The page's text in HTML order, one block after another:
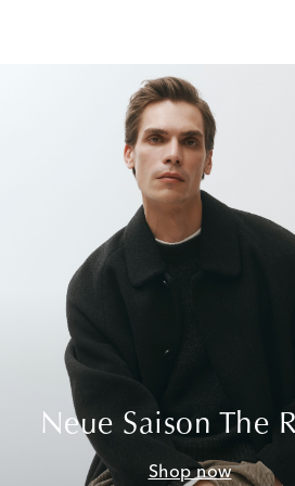
Neue Saison The
Shop now